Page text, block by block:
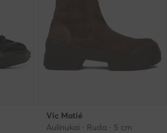
Vic Matié
Aulinukai · Ruda · 5 cm